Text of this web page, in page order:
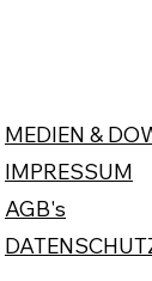
IMPRESSUM
AGB's
MEDIEN &